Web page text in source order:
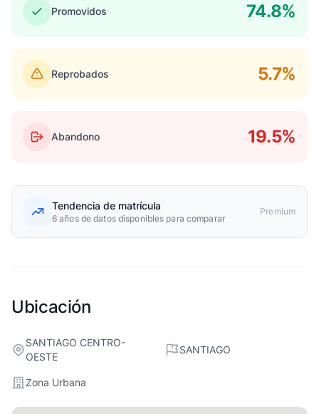
Promovidos 74.8%
Reprobados 5.7%
Abandono 19.5%
Tendencia de matrícula
6 años de datos disponibles para comparar
Premium
Ubicación
SANTIAGO CENTRO-
OESTE
SANTIAGO
Zona Urbana